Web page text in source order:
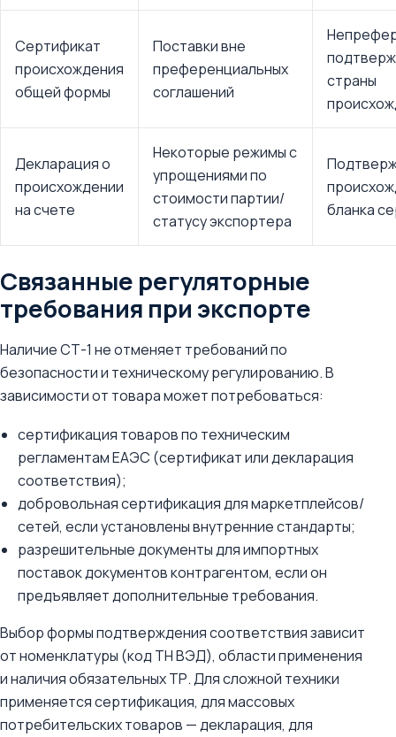
Сертификат
происхождения
общей формы
Поставки вне
преференциальных
соглашений
страны
Декларация о
происхождении
на счете
Некоторые режимы с
упрощениями по
стоимости партии/
статусу экспортера
бланка
Связанные регуляторные
требования при экспорте
Наличие СТ-1 не отменяет требований по
безопасности и техническому регулированию. В
зависимости от товара может потребоваться:
сертификация товаров по техническим
регламентам ЕАЭС (сертификат или декларация
соответствия);
добровольная сертификация для маркетплейсов/
сетей, если установлены внутренние стандарты;
разрешительные документы для импортных
поставок документов контрагентом, если он
предъявляет дополнительные требования.
Выбор формы подтверждения соответствия зависит
от номенклатуры (код ТН ВЭД), области применения
и наличия обязательных ТР. Для сложной техники
применяется сертификация, для массовых
потребительских товаров — декларация, для